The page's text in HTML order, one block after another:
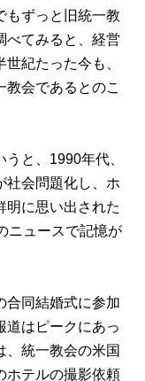
もずっと旧統一教
べてみると、経営
紀たった今も、
教会であるとのこ
と、1990年代、
社会問題化し、ホ
明に思い出された
ニュースで記憶が
合同結婚式に参加
道はピークにあっ
、統一教会の米国
ホテルの撮影依頼